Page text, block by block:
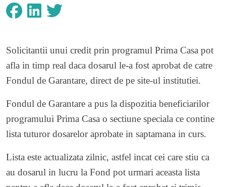
Solicitantii unui credit prin programul Prima Casa pot
afla in timp real daca dosarul le-a fost aprobat de catre
Fondul de Garantare, direct de pe site-ul institutiei.
Fondul de Garantare a pus la dispozitia beneficiarilor
programului Prima Casa o sectiune speciala ce contine
lista tuturor dosarelor aprobate in saptamana in curs.
Lista este actualizata zilnic, astfel incat cei care stiu ca
au dosarul in lucru la Fond pot urmari aceasta lista